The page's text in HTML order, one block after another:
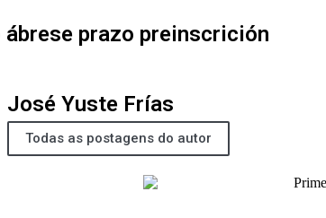
ábrese prazo preinscrición
José Yuste Frías
Todas as postagens do autor